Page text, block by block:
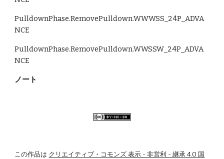
PulldownPhase.RemovePulldown.WWWSS_24P_ADVA
NCE
PulldownPhase.RemovePulldown.WWSSW_24P_ADVA
NCE
ノート
この作品は クリエイティブ・コモンズ 表示 - 非営利 - 継承 4.0 国